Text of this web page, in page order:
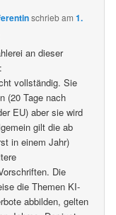
schriebam1.
an dieser
vollständig. Sie
(20 Tage nach
EU) aber sie wird
gilt die ab
in einem Jahr)
Die
die Themen KI-
abbilden, gelten